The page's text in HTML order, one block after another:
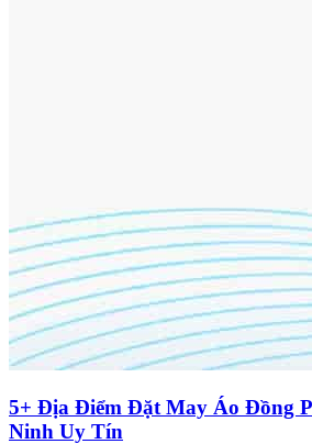
5+ Địa Điểm Đặt May Áo Đồng
Ninh Uy Tín